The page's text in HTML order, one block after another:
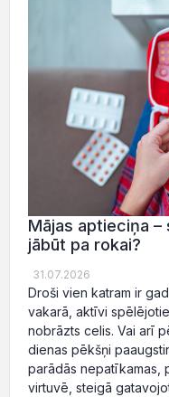
Mājas aptieciņa
jābūt pa rokai?
31.07.2026
Droši vien katram ir
vakarā, aktīvi
nobrāzts celis. Vai arī
dienas pēkšņi
parādās nepatīkamas,
virtuvē, steigā